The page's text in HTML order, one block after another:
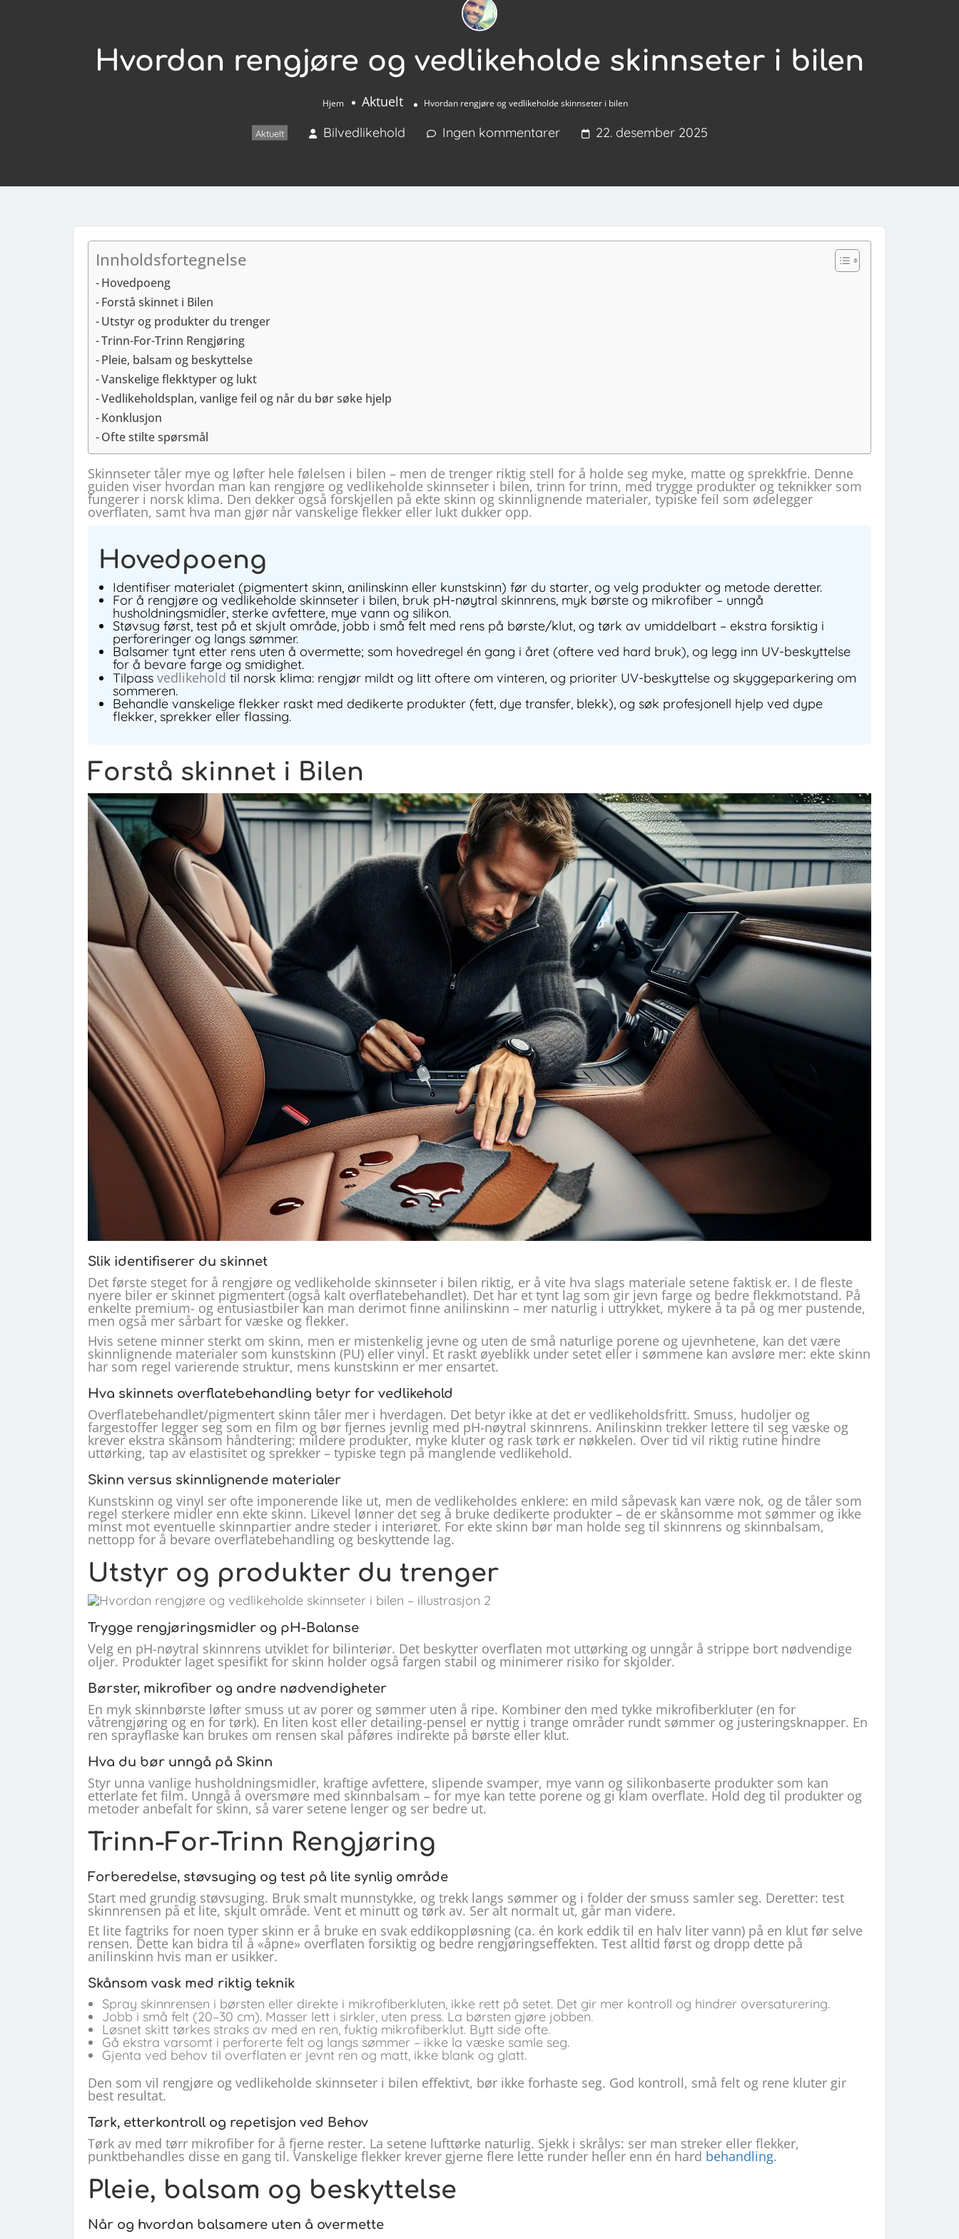
Hvordan rengjøre og vedlikeholde skinnseter i bilen
Hjem Aktuelt Hvordan rengjøre og vedlikeholde skinnseter i bilen
Aktuelt Bilvedlikehold Ingen kommentarer 22. desember 2025
Innholdsfortegnelse
Hovedpoeng
Forstå skinnet i Bilen
Utstyr og produkter du trenger
Trinn-For-Trinn Rengjøring
Pleie, balsam og beskyttelse
Vanskelige flekktyper og lukt
Vedlikeholdsplan, vanlige feil og når du bør søke hjelp
Konklusjon
Ofte stilte spørsmål
Skinnseter tåler mye og løfter hele følelsen i bilen – men de trenger riktig stell for å holde seg myke, matte og sprekkfrie. Denne
guiden viser hvordan man kan rengjøre og vedlikeholde skinnseter i bilen, trinn for trinn, med trygge produkter og teknikker som
fungerer i norsk klima. Den dekker også forskjellen på ekte skinn og skinnlignende materialer, typiske feil som ødelegger
overflaten, samt hva man gjør når vanskelige flekker eller lukt dukker opp.
Hovedpoeng
Identifiser materialet (pigmentert skinn, anilinskinn eller kunstskinn) før du starter, og velg produkter og metode deretter.
For å rengjøre og vedlikeholde skinnseter i bilen, bruk pH-nøytral skinnrens, myk børste og mikrofiber – unngå
husholdningsmidler, sterke avfettere, mye vann og silikon.
Støvsug først, test på et skjult område, jobb i små felt med rens på børste/klut, og tørk av umiddelbart – ekstra forsiktig i
perforeringer og langs sømmer.
Balsamer tynt etter rens uten å overmette; som hovedregel én gang i året (oftere ved hard bruk), og legg inn UV-beskyttelse
for å bevare farge og smidighet.
Tilpass vedlikehold til norsk klima: rengjør mildt og litt oftere om vinteren, og prioriter UV-beskyttelse og skyggeparkering om
sommeren.
Behandle vanskelige flekker raskt med dedikerte produkter (fett, dye transfer, blekk), og søk profesjonell hjelp ved dype
flekker, sprekker eller flassing.
Forstå skinnet i Bilen
Slik identifiserer du skinnet
Det første steget for å rengjøre og vedlikeholde skinnseter i bilen riktig, er å vite hva slags materiale setene faktisk er. I de fleste
nyere biler er skinnet pigmentert (også kalt overflatebehandlet). Det har et tynt lag som gir jevn farge og bedre flekkmotstand. På
enkelte premium- og entusiastbiler kan man derimot finne anilinskinn – mer naturlig i uttrykket, mykere å ta på og mer pustende,
men også mer sårbart for væske og flekker.
Hvis setene minner sterkt om skinn, men er mistenkelig jevne og uten de små naturlige porene og ujevnhetene, kan det være
skinnlignende materialer som kunstskinn (PU) eller vinyl. Et raskt øyeblikk under setet eller i sømmene kan avsløre mer: ekte skinn
har som regel varierende struktur, mens kunstskinn er mer ensartet.
Hva skinnets overflatebehandling betyr for vedlikehold
Overflatebehandlet/pigmentert skinn tåler mer i hverdagen. Det betyr ikke at det er vedlikeholdsfritt. Smuss, hudoljer og
fargestoffer legger seg som en film og bør fjernes jevnlig med pH-nøytral skinnrens. Anilinskinn trekker lettere til seg væske og
krever ekstra skånsom håndtering: mildere produkter, myke kluter og rask tørk er nøkkelen. Over tid vil riktig rutine hindre
uttørking, tap av elastisitet og sprekker – typiske tegn på manglende vedlikehold.
Skinn versus skinnlignende materialer
Kunstskinn og vinyl ser ofte imponerende like ut, men de vedlikeholdes enklere: en mild såpevask kan være nok, og de tåler som
regel sterkere midler enn ekte skinn. Likevel lønner det seg å bruke dedikerte produkter – de er skånsomme mot sømmer og ikke
minst mot eventuelle skinnpartier andre steder i interiøret. For ekte skinn bør man holde seg til skinnrens og skinnbalsam,
nettopp for å bevare overflatebehandling og beskyttende lag.
Utstyr og produkter du trenger
Trygge rengjøringsmidler og pH-Balanse
Velg en pH-nøytral skinnrens utviklet for bilinteriør. Det beskytter overflaten mot uttørking og unngår å strippe bort nødvendige
oljer. Produkter laget spesifikt for skinn holder også fargen stabil og minimerer risiko for skjolder.
Børster, mikrofiber og andre nødvendigheter
En myk skinnbørste løfter smuss ut av porer og sømmer uten å ripe. Kombiner den med tykke mikrofiberkluter (en for
våtrengjøring og en for tørk). En liten kost eller detailing-pensel er nyttig i trange områder rundt sømmer og justeringsknapper. En
ren sprayflaske kan brukes om rensen skal påføres indirekte på børste eller klut.
Hva du bør unngå på Skinn
Styr unna vanlige husholdningsmidler, kraftige avfettere, slipende svamper, mye vann og silikonbaserte produkter som kan
etterlate fet film. Unngå å oversmøre med skinnbalsam – for mye kan tette porene og gi klam overflate. Hold deg til produkter og
metoder anbefalt for skinn, så varer setene lenger og ser bedre ut.
Trinn-For-Trinn Rengjøring
Forberedelse, støvsuging og test på lite synlig område
Start med grundig støvsuging. Bruk smalt munnstykke, og trekk langs sømmer og i folder der smuss samler seg. Deretter: test
skinnrensen på et lite, skjult område. Vent et minutt og tørk av. Ser alt normalt ut, går man videre.
Et lite fagtriks for noen typer skinn er å bruke en svak eddikoppløsning (ca. én kork eddik til en halv liter vann) på en klut før selve
rensen. Dette kan bidra til å «åpne» overflaten forsiktig og bedre rengjøringseffekten. Test alltid først og dropp dette på
anilinskinn hvis man er usikker.
Skånsom vask med riktig teknik
Spray skinnrensen i børsten eller direkte i mikrofiberkluten, ikke rett på setet. Det gir mer kontroll og hindrer oversaturering.
Jobb i små felt (20–30 cm). Masser lett i sirkler, uten press. La børsten gjøre jobben.
Løsnet skitt tørkes straks av med en ren, fuktig mikrofiberklut. Bytt side ofte.
Gå ekstra varsomt i perforerte felt og langs sømmer – ikke la væske samle seg.
Gjenta ved behov til overflaten er jevnt ren og matt, ikke blank og glatt.
Den som vil rengjøre og vedlikeholde skinnseter i bilen effektivt, bør ikke forhaste seg. God kontroll, små felt og rene kluter gir
best resultat.
Tørk, etterkontroll og repetisjon ved Behov
Tørk av med tørr mikrofiber for å fjerne rester. La setene lufttørke naturlig. Sjekk i skrålys: ser man streker eller flekker,
punktbehandles disse en gang til. Vanskelige flekker krever gjerne flere lette runder heller enn én hard behandling.
Pleie, balsam og beskyttelse
Når og hvordan balsamere uten å overmette